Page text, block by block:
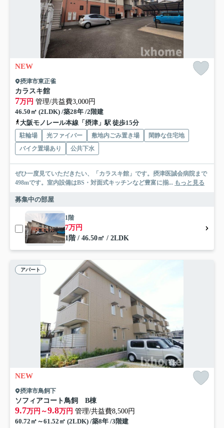
NEW
摂津市東正雀
カラスキ館
7万円 管理/共益費3,000円
46.50㎡ (2LDK) /築28年 /2階建
大阪モノレール本線「摂津」駅 徒歩15分
駐輪場 光ファイバー 敷地内ごみ置き場
閑静な住宅地
バイク置場あり
公共下水
ぜひ一度見ていただきたい、「カラスキ館」です。摂津医誠会病院まで
498mです。室内設備はBS・対面式キッチンなど豊富に揃... もっと見る
募集中の部屋
1階
7万円
1階 / 46.50㎡ / 2LDK
アパート
NEW
摂津市鳥飼下
ソフィアコート鳥飼 B棟
9.7万円～9.8万円 管理/共益費8,500円
60.72㎡～61.52㎡ (2LDK) /築8年 /3階建